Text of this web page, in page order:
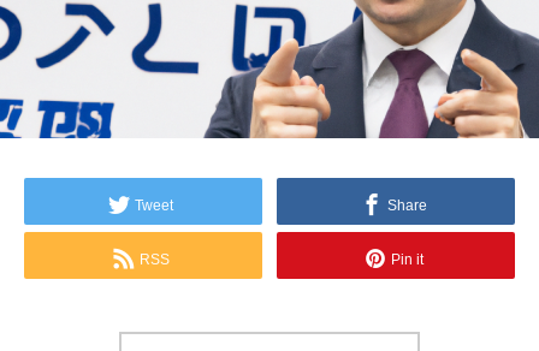
Tweet Share
RSS Pin it